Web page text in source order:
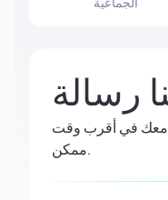
رسالة
معك في أقرب وقت
ممكن.